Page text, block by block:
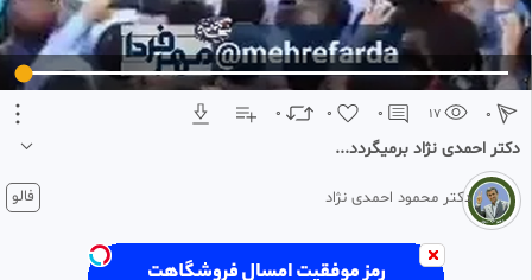
5
تبلیغ 1 از 2
0 0 0 17 0
دکتر احمدی نژاد برمیگردد...
#‌احمدی
‌نژاد_تنها_نیست
‌نژاد
دکتر محمود احمدی‌ نژاد فالو